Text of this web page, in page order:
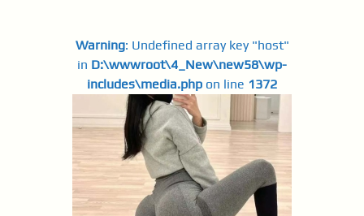
Warning: Undefined array key "host"
in D:\wwwroot\4_New\new58\wp-
includes\media.php on line 1372